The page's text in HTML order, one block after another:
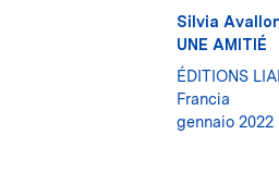
Silvia
UNE AMITIÉ
ÉDITIONS
Francia
gennaio 2022